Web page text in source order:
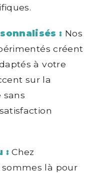
: Nos
créent
à votre
sur la
: Chez
sommes là pour